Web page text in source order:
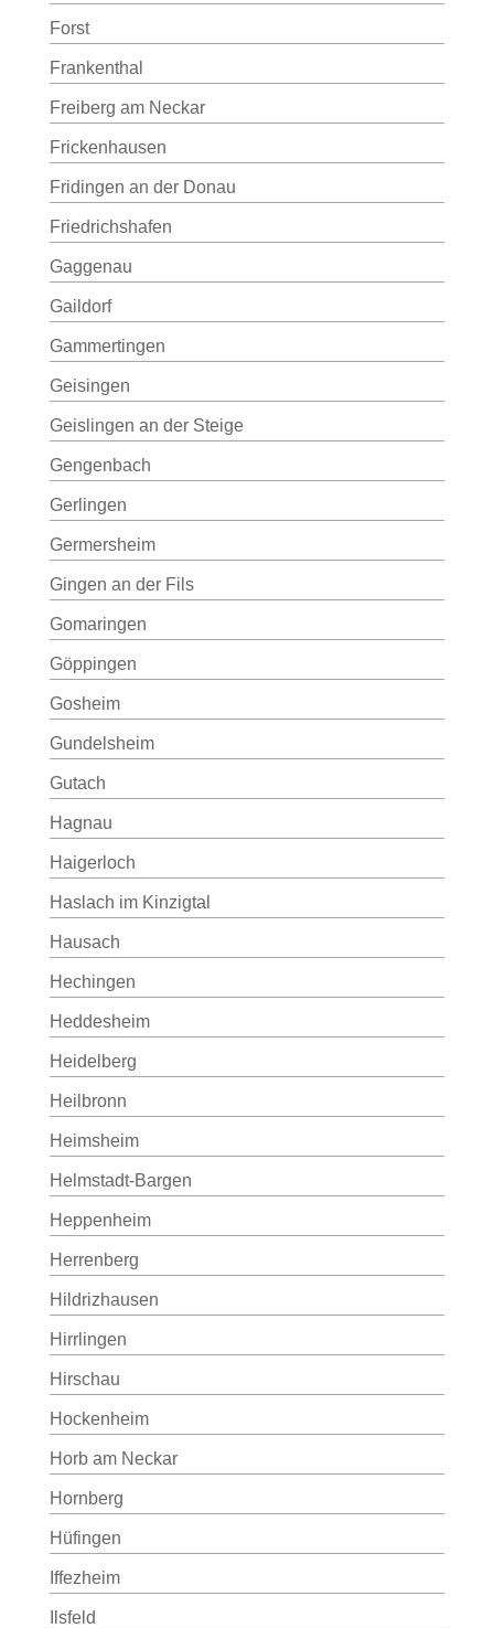
Forst
Frankenthal
Freiberg am Neckar
Frickenhausen
Fridingen an der Donau
Friedrichshafen
Gaggenau
Gaildorf
Gammertingen
Geisingen
Geislingen an der Steige
Gengenbach
Gerlingen
Germersheim
Gingen an der Fils
Gomaringen
Göppingen
Gosheim
Gundelsheim
Gutach
Hagnau
Haigerloch
Haslach im Kinzigtal
Hausach
Hechingen
Heddesheim
Heidelberg
Heilbronn
Heimsheim
Helmstadt-Bargen
Heppenheim
Herrenberg
Hildrizhausen
Hirrlingen
Hirschau
Hockenheim
Horb am Neckar
Hornberg
Hüfingen
Iffezheim
Ilsfeld